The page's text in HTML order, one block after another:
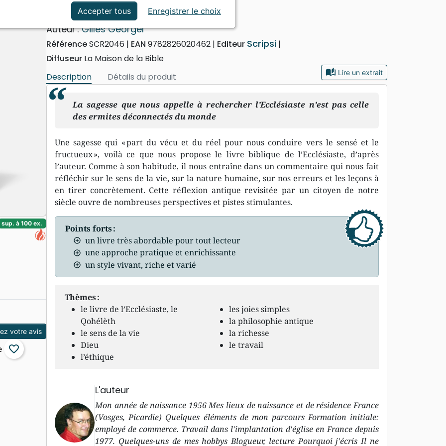
Événements actuels
Notes sur l'Ecclésiaste
Auteur :Gilles Georgel
RéférenceSCR2046 EAN 9782826020462 Editeur Scripsi
Diffuseur La Maison de la Bible
Description
Détails du produit auto_stories Lire un extrait
La sagesse que nous appelle à rechercher l’Ecclésiaste n’est pas celle
des ermites déconnectés du monde
Une sagesse qui « part du vécu et du réel pour nous conduire vers le sensé et le
fructueux », voilà ce que nous propose le livre biblique de l’Ecclésiaste, d’après
l’auteur. Comme à son habitude, il nous entraîne dans un commentaire qui nous fait
réfléchir sur le sens de la vie, sur la nature humaine, sur nos erreurs et les leçons à
en tirer concrètement. Cette réflexion antique revisitée par un citoyen de notre
siècle ouvre de nombreuses perspectives et pistes stimulantes.
Points forts :
un livre très abordable pour tout lecteur
une approche pratique et enrichissante
un style vivant, riche et varié
Thèmes :
le livre de l’Ecclésiaste, le
Qohélèth
le sens de la vie
Dieu
l’éthique
les joies simples
la philosophie antique
la richesse
le travail
L'auteur
Mon année de naissance 1956 Mes lieux de naissance et de résidence France
(Vosges, Picardie) Quelques éléments de mon parcours Formation initiale:
employé de commerce. Travail dans l'implantation d'église en France depuis
1977. Quelques-uns de mes hobbys Blogueur, lecture Pourquoi j'écris Il ne
sup. à 100 ex.
votre avis
favorite_border
Accepter tous Enregistrer le choix